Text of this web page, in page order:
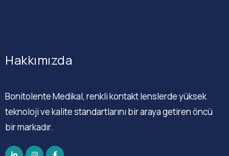
Hakkımızda
Bonitolente Medikal, renkli kontakt lenslerde yüksek
teknoloji ve kalite standartlarını bir araya getiren öncü
bir markadır.